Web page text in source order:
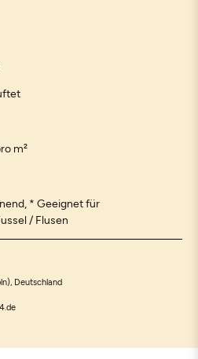
m²
* Geeignet für
/ Flusen
Deutschland